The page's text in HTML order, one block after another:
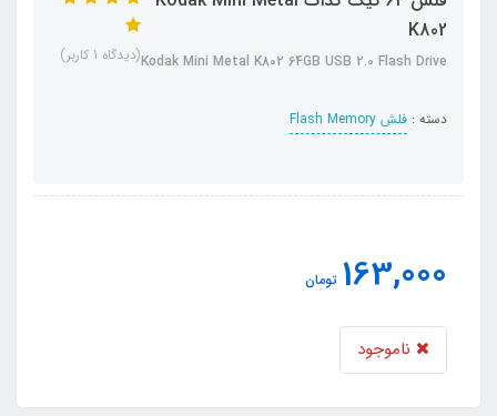
K802
Kodak Mini Metal K802 64GB USB 2.0 Flash Drive
دسته : فلش Flash Memory
(دیدگاه 1 کاربر)
163,000 تومان
ناموجود